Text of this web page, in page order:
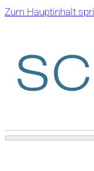
Zum Hauptinhalt